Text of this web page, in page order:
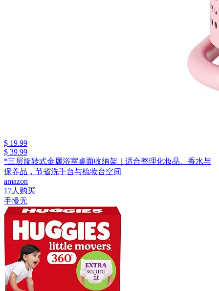
$ 19.99
$ 39.99
*三层旋转式金属浴室桌面收纳架｜适合整理化妆品、香水与
保养品，节省洗手台与梳妆台空间
amazon
17人购买
手慢无